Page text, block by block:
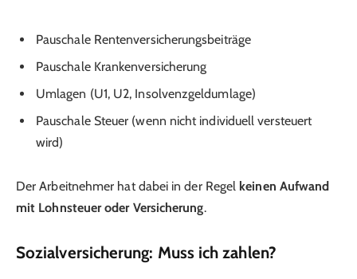
Pauschale Rentenversicherungsbeiträge
Pauschale Krankenversicherung
Umlagen (U1, U2, Insolvenzgeldumlage)
Pauschale Steuer (wenn nicht individuell versteuert
wird)
Der Arbeitnehmer hat dabei in der Regel keinen Aufwand
mit Lohnsteuer oder Versicherung.
Sozialversicherung: Muss ich zahlen?